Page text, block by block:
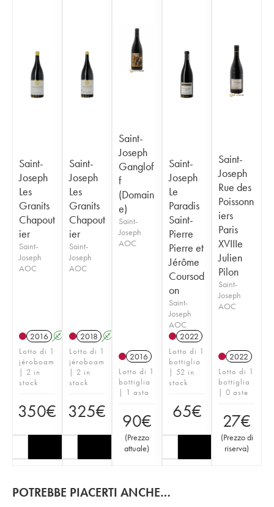
Saint-
Joseph
Les
Granits
Chapout
ier
Saint-
Joseph
AOC
2016 A T
Lotto di 1
jéroboam
| 2 in
stock
350€
Saint-
Joseph
Les
Granits
Chapout
ier
Saint-
Joseph
AOC
2018 A
Lotto di 1
jéroboam
| 2 in
stock
325€
Saint-
Joseph
Ganglof
f
(Domain
e)
Saint-
Joseph
AOC
2016
Lotto di 1
bottiglia
| 1 asta
90€
(Prezzo
attuale)
Saint-
Joseph
Le
Paradis
Saint-
Pierre
Pierre et
Jérôme
Coursod
on
Saint-
Joseph
AOC
2022
Lotto di 1
bottiglia
| 52 in
stock
65€
Saint-
Joseph
Rue des
Poissonn
iers
Paris
XVIIIe
Julien
Pilon
Saint-
Joseph
AOC
2022
Lotto di 1
bottiglia
| 0 aste
27€
(Prezzo di
riserva)
POTREBBE PIACERTI ANCHE…